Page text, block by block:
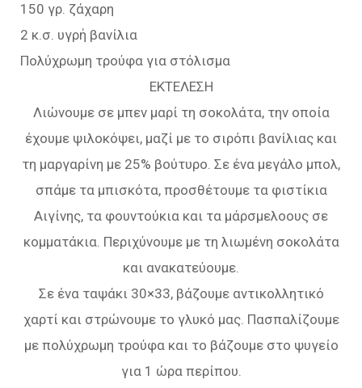
150 γρ. ζάχαρη
2 κ.σ. υγρή βανίλια
Πολύχρωμη τρούφα για στόλισμα
ΕΚΤΕΛΕΣΗ
Λιώνουμε σε μπεν μαρί τη σοκολάτα, την οποία
έχουμε ψιλοκόψει, μαζί με το σιρόπι βανίλιας και
τη μαργαρίνη με 25% βούτυρο. Σε ένα μεγάλο μπολ,
σπάμε τα μπισκότα, προσθέτουμε τα φιστίκια
Αιγίνης, τα φουντούκια και τα μάρσμελοους σε
κομματάκια. Περιχύνουμε με τη λιωμένη σοκολάτα
και ανακατεύουμε.
Σε ένα ταψάκι 30×33, βάζουμε αντικολλητικό
χαρτί και στρώνουμε το γλυκό μας. Πασπαλίζουμε
με πολύχρωμη τρούφα και το βάζουμε στο ψυγείο
για 1 ώρα περίπου.